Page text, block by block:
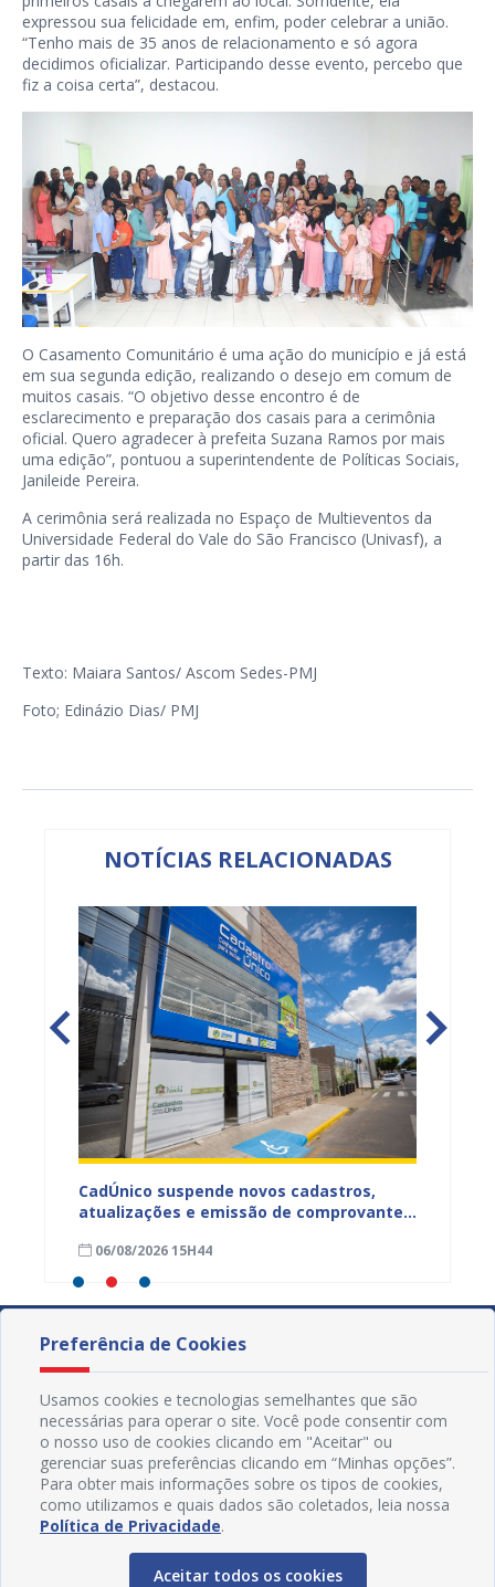
expressou sua felicidade em, enfim, poder celebrar a união.
“Tenho mais de 35 anos de relacionamento e só agora
decidimos oficializar. Participando desse evento, percebo que
fiz a coisa certa”, destacou.
O Casamento Comunitário é uma ação do município e já está
em sua segunda edição, realizando o desejo em comum de
muitos casais. “O objetivo desse encontro é de
esclarecimento e preparação dos casais para a cerimônia
oficial. Quero agradecer à prefeita Suzana Ramos por mais
uma edição”, pontuou a superintendente de Políticas Sociais,
Janileide Pereira.
A cerimônia será realizada no Espaço de Multieventos da
Universidade Federal do Vale do São Francisco (Univasf), a
partir das 16h.
Texto: Maiara Santos/ Ascom Sedes-PMJ
Foto; Edinázio Dias/ PMJ
NOTÍCIAS RELACIONADAS
CadÚnico suspende novos cadastros,
atualizações e emissão de comprovantes
06/08/2026 15H44
Preferência de Cookies
Usamos cookies e tecnologias semelhantes que são
necessárias para operar o site. Você pode consentir com
o nosso uso de cookies clicando em "Aceitar" ou
gerenciar suas preferências clicando em “Minhas opções”.
Para obter mais informações sobre os tipos de cookies,
como utilizamos e quais dados são coletados, leia nossa
Política de Privacidade.
Aceitar todos os cookies